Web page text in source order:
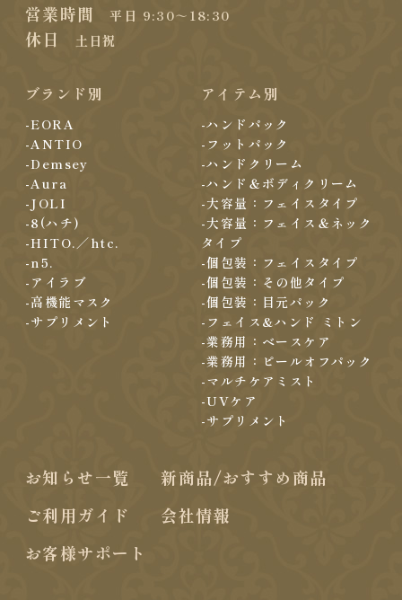
営業時間 平日 9:30～18:30
休日 土日祝
ブランド別
-EORA
-ANTIO
-Demsey
-Aura
-JOLI
-8(ハチ)
-HITO.／htc.
-n5.
-アイラブ
-高機能マスク
-サプリメント
アイテム別
-ハンドパック
-フットパック
-ハンドクリーム
-ハンド＆ボディクリーム
-大容量：フェイスタイプ
-大容量：フェイス＆ネック
タイプ
-個包装：フェイスタイプ
-個包装：その他タイプ
-個包装：目元パック
-フェイス&ハンド ミトン
-業務用：ベースケア
-業務用：ピールオフパック
-マルチケアミスト
-UVケア
-サプリメント
お知らせ一覧
新商品/おすすめ商品
ご利用ガイド
会社情報
お客様サポート